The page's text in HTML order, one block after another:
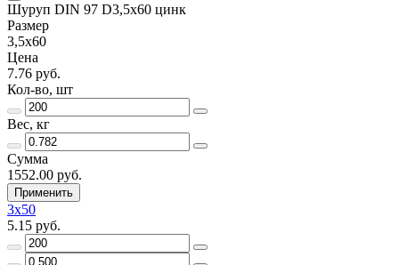
Шуруп DIN 97 D3,5х60 цинк
Размер
3,5x60
Цена
7.76 руб.
Кол-во, шт
Вес, кг
Сумма
1552.00 руб.
Применить
3х50
5.15 руб.